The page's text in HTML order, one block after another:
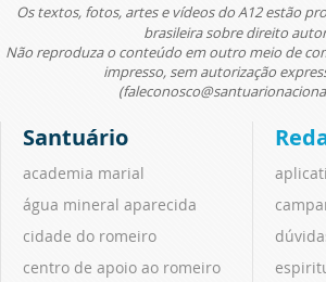
Os textos, fotos, artes e vídeos do A12 estão
brasileira sobre direito
Não reproduza o conteúdo em outro meio de
impresso, sem autorização
Santuário
academia marial
água mineral aparecida
cidade do romeiro
centro de apoio ao romeiro